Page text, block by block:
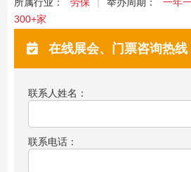
300+家
在线展会、门票咨询热
联系人姓名：
联系电话：